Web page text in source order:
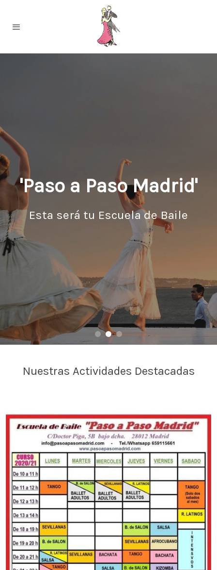
'Paso a Paso Madrid'
Esta será tu Escuela de Baile
Nuestras Actividades Destacadas